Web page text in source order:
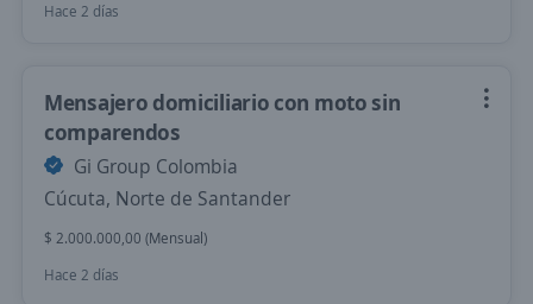
Hace 2 días
Mensajero domiciliario con moto sin
comparendos
Gi Group Colombia
Cúcuta, Norte de Santander
$ 2.000.000,00 (Mensual)
Hace 2 días